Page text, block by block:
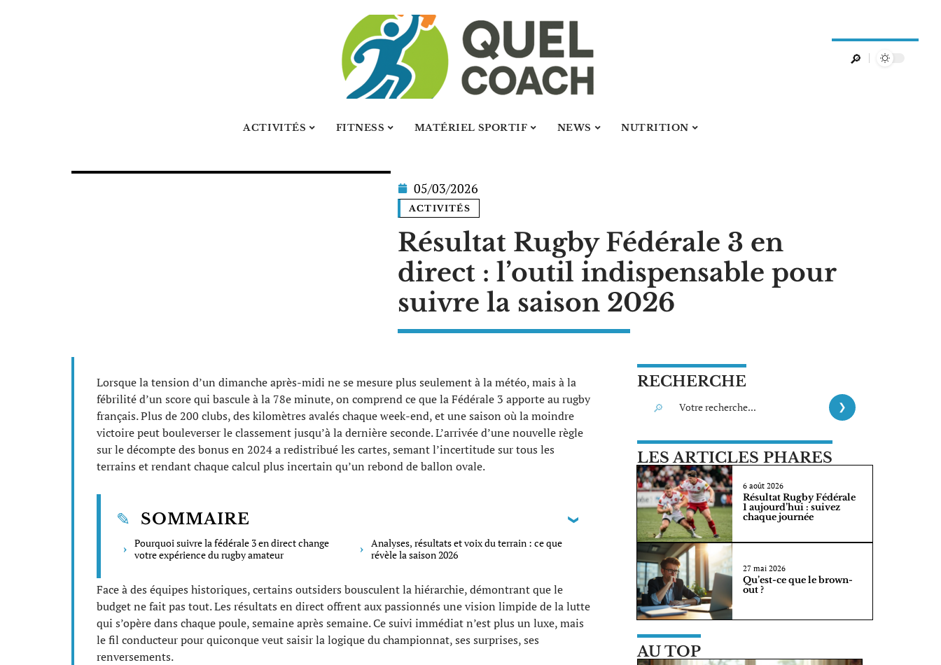
ACTIVITÉS FITNESS MATÉRIEL SPORTIF NEWS NUTRITION
05/03/2026
ACTIVITÉS
Résultat Rugby Fédérale 3 en
direct : l’outil indispensable pour
suivre la saison 2026
Lorsque la tension d’un dimanche après-midi ne se mesure plus seulement à la météo, mais à la
fébrilité d’un score qui bascule à la 78e minute, on comprend ce que la Fédérale 3 apporte au rugby
français. Plus de 200 clubs, des kilomètres avalés chaque week-end, et une saison où la moindre
victoire peut bouleverser le classement jusqu’à la dernière seconde. L’arrivée d’une nouvelle règle
sur le décompte des bonus en 2024 a redistribué les cartes, semant l’incertitude sur tous les
terrains et rendant chaque calcul plus incertain qu’un rebond de ballon ovale.
SOMMAIRE
Pourquoi suivre la fédérale 3 en direct change
votre expérience du rugby amateur
Analyses, résultats et voix du terrain : ce que
révèle la saison 2026
Face à des équipes historiques, certains outsiders bousculent la hiérarchie, démontrant que le
budget ne fait pas tout. Les résultats en direct offrent aux passionnés une vision limpide de la lutte
qui s’opère dans chaque poule, semaine après semaine. Ce suivi immédiat n’est plus un luxe, mais
le fil conducteur pour quiconque veut saisir la logique du championnat, ses surprises, ses
renversements.
RECHERCHE
LES ARTICLES PHARES
6 août 2026
Résultat Rugby Fédérale
1 aujourd’hui : suivez
chaque journée
27 mai 2026
Qu’est-ce que le brown-
out ?
AU TOP